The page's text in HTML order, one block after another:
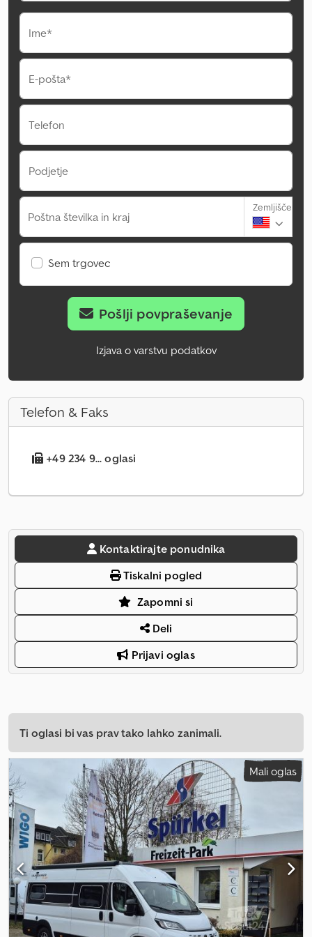
Ime*
E-pošta*
Telefon
Podjetje
Poštna številka in kraj
Zemljišče
Sem trgovec
Pošlji povpraševanje
Izjava o varstvu podatkov
Telefon & Faks
+49 234 9... oglasi
Kontaktirajte ponudnika
Tiskalni pogled
Zapomni si
Deli
Prijavi oglas
Ti oglasi bi vas prav tako lahko zanimali.
Mali oglas